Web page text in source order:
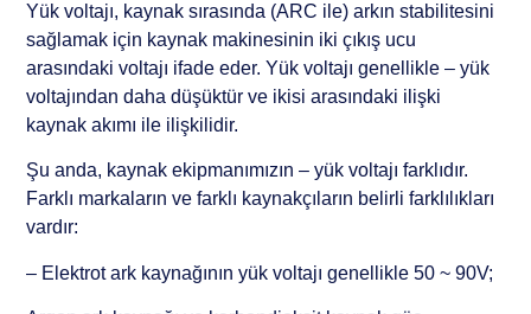
Yük voltajı, kaynak sırasında (ARC ile) arkın stabilitesini
sağlamak için kaynak makinesinin iki çıkış ucu
arasındaki voltajı ifade eder. Yük voltajı genellikle – yük
voltajından daha düşüktür ve ikisi arasındaki ilişki
kaynak akımı ile ilişkilidir.
Şu anda, kaynak ekipmanımızın – yük voltajı farklıdır.
Farklı markaların ve farklı kaynakçıların belirli farklılıkları
vardır:
– Elektrot ark kaynağının yük voltajı genellikle 50 ~ 90V;